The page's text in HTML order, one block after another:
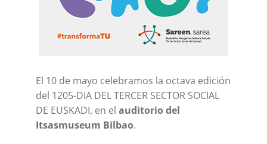
El 10 de mayo celebramos la octava edición
del 1205-DIA DEL TERCER SECTOR SOCIAL
DE EUSKADI, en el auditorio del
Itsasmuseum Bilbao.